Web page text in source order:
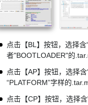
点击【BL】按钮，选择含
者"BOOTLOADER"的
点击【AP】按钮，选择含
“PLATFORM”字样的
点击【CP】按钮，选择